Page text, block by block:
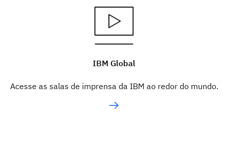
IBM Global
Acesse as salas de imprensa da IBM ao redor do mundo.